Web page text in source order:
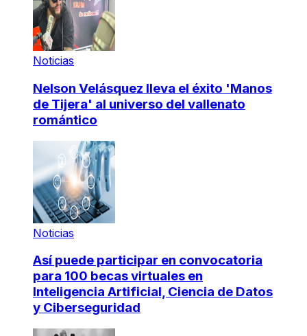
Noticias
Nelson Velásquez lleva el éxito 'Manos
de Tijera' al universo del vallenato
romántico
Noticias
Así puede participar en convocatoria
para 100 becas virtuales en
Inteligencia Artificial, Ciencia de Datos
y Ciberseguridad